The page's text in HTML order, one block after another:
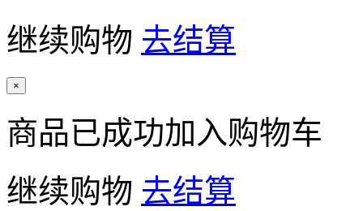
继续购物 去结算
×
商品已成功加入购物车
继续购物 去结算